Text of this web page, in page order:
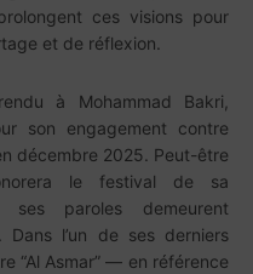
ces visions pour
et de réflexion.
à Mohammad Bakri,
son engagement contre
décembre 2025. Peut-être
le festival de sa
paroles demeurent
Dans l’un de ses derniers
“Al Asmar” — en référence